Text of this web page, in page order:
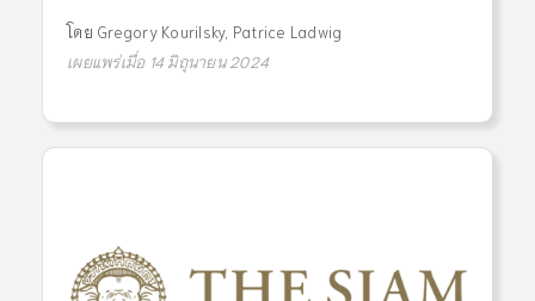
โดย Gregory Kourilsky, Patrice Ladwig
เผยแพร่เมื่อ 14 มิถุนายน 2024